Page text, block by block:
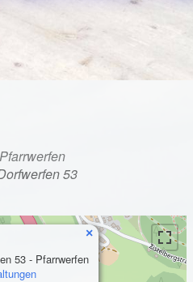
iCalendar
53
53 - Pfarrwerfen
×